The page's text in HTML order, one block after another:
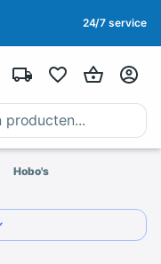
24/7 service
Hobo's